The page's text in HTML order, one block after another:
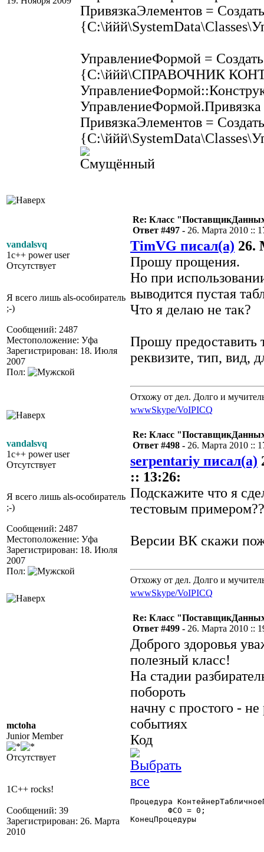
ПривязкаЭлементов =
УправлениеФормой =
{C:\ййй\СПРАВОЧНИК
УправлениеФормой.Привязка
ПривязкаЭлементов =
vandalsvq
1c++ power user
Отсутствует
Я всего лишь als-особиратель
;-)
Сообщений: 2487
Местоположение: Уфа
Зарегистрирован: 18. Июля
2007
Пол:
Re: Класс
Ответ #497 - 26. Марта 2010 ::
TimVG писал(а) 26.
Прошу прощения.
Но при
выводится пустая
Что я делаю не так?
Прошу предоставить
реквизите, тип, вид,
Отхожу от дел. Долго и
wwwSkype/VoIPICQ
vandalsvq
1c++ power user
Отсутствует
Я всего лишь als-особиратель
;-)
Сообщений: 2487
Местоположение: Уфа
Зарегистрирован: 18. Июля
2007
Пол:
Re: Класс
Ответ #498 - 26. Марта 2010 ::
serpentariy писал(а)
:: 13:26:
Подскажите что я
тестовым
Версии ВК скажи
Отхожу от дел. Долго и
wwwSkype/VoIPICQ
mctoha
Junior Member
Отсутствует
1C++ rocks!
Сообщений: 39
Зарегистрирован: 26. Марта
2010
Re: Класс
Ответ #499 - 26. Марта 2010 ::
Доброго здоровья
полезный класс!
На стадии
побороть
начну с простого - не
событиях
Код
Процедура
КонецПроцедуры